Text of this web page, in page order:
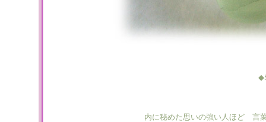
内に秘めた思いの強い人ほど 言